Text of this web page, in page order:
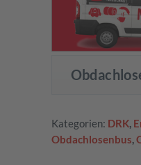
Kategorien: DRK,
Obdachlosenbus,